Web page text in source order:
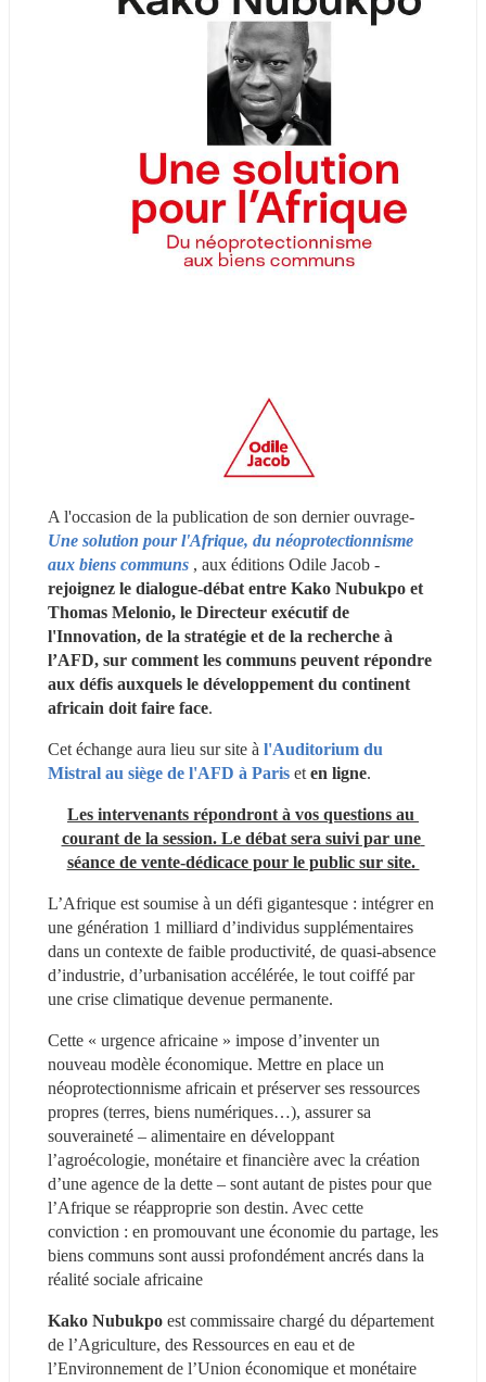
Une solution pour l'Afrique, du néoprotectionnisme
aux biens communs
rejoignez le dialogue-débat entre Kako Nubukpo et
Thomas Melonio, le Directeur exécutif de
l'Innovation, de la stratégie et de la recherche à
l’AFD, sur comment les communs peuvent répondre
aux défis auxquels le développement du continent
africain doit faire face.
Cet échange aura lieu sur site à l'Auditorium du
Mistral au siège de l'AFD à Paris et en ligne.
Les intervenants répondront à vos questions au
courant de la session. Le débat sera suivi par une
séance de vente-dédicace pour le public sur site.
L’Afrique est soumise à un défi gigantesque : intégrer en
une génération 1 milliard d’individus supplémentaires
dans un contexte de faible productivité, de quasi-absence
d’industrie, d’urbanisation accélérée, le tout coiffé par
une crise climatique devenue permanente.
Cette « urgence africaine » impose d’inventer un
nouveau modèle économique. Mettre en place un
néoprotectionnisme africain et préserver ses ressources
propres (terres, biens numériques…), assurer sa
souveraineté – alimentaire en développant
l’agroécologie, monétaire et financière avec la création
d’une agence de la dette – sont autant de pistes pour que
l’Afrique se réapproprie son destin. Avec cette
conviction : en promouvant une économie du partage, les
biens communs sont aussi profondément ancrés dans la
réalité sociale africaine
Kako Nubukpo est commissaire chargé du département
de l’Agriculture, des Ressources en eau et de
l’Environnement de l’Union économique et monétaire